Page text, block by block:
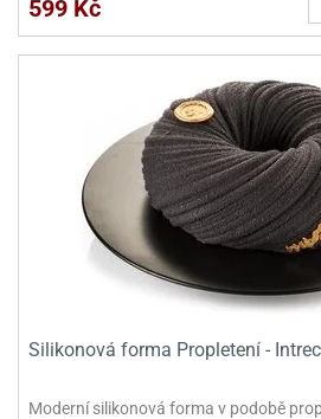
599 Kč
Silikonová forma Propletení -
Moderní silikonová forma v podobě